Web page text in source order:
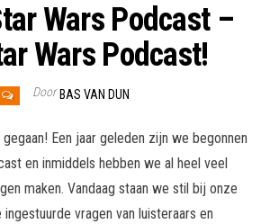
Wars Podcast –
Wars Podcast!
Door BAS VAN DUN
Een jaar geleden zijn we begonnen
en inmiddels hebben we al heel veel
maken. Vandaag staan we stil bij onze
vragen van luisteraars en